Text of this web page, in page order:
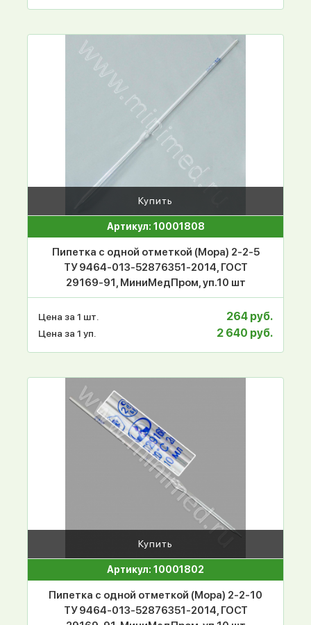
Купить
Артикул: 10001808
Пипетка с одной отметкой (Мора) 2-2-5
ТУ 9464-013-52876351-2014, ГОСТ
29169-91, МиниМедПром, уп.10 шт
Цена за 1 шт. 264 руб.
Цена за 1 уп. 2 640 руб.
Купить
Артикул: 10001802
Пипетка с одной отметкой (Мора) 2-2-10
ТУ 9464-013-52876351-2014, ГОСТ